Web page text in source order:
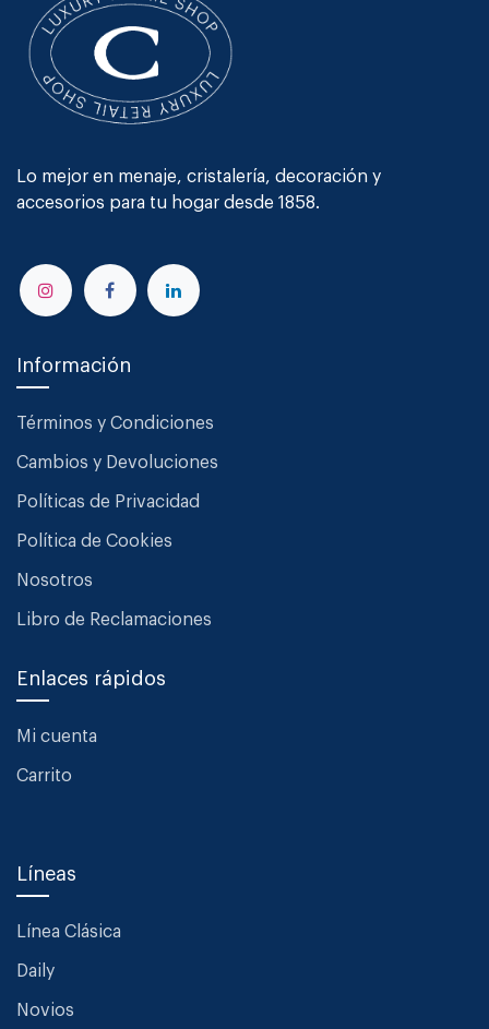
Lo mejor en menaje, cristalería, decoración y
accesorios para tu hogar desde 1858.
Información
Términos y Condiciones
Cambios y Devoluciones
Políticas de Privacidad
Política de Cookies
Nosotros
Libro de Reclamaciones
Enlaces rápidos
Mi cuenta
Carrito
Líneas
Línea Clásica
Daily
Novios